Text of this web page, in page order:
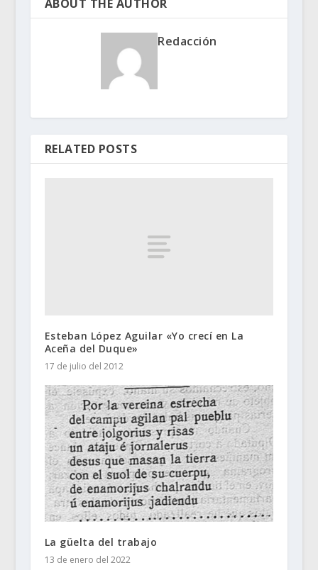
ABOUT THE AUTHOR
Redacción
RELATED POSTS
Esteban López Aguilar «Yo crecí en La
Aceña del Duque»
17 de julio del 2012
La güelta del trabajo
13 de enero del 2022